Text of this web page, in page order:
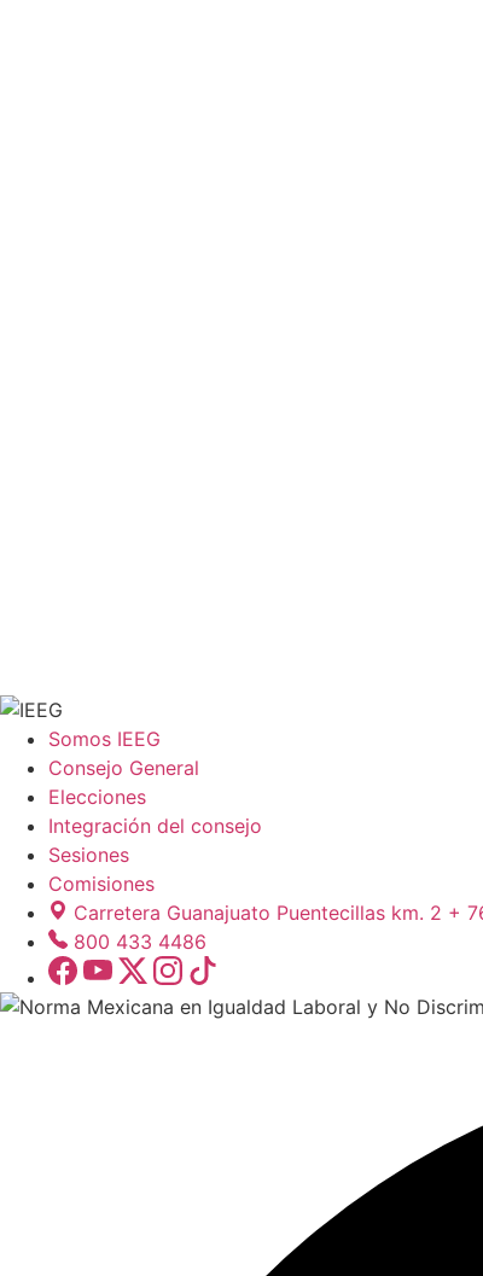
Somos IEEG
Consejo General
Elecciones
Integración del consejo
Sesiones
Comisiones
Carretera Guanajuato Puentecillas km. 2 +
800 433 4486